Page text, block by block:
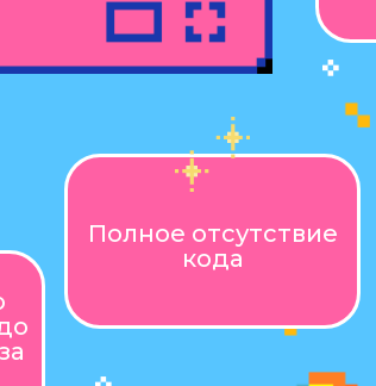
Полное отсутствие
кода